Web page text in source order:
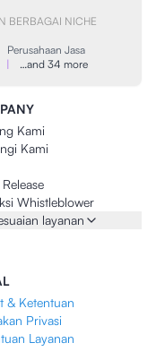
BERBAGAI NICHE
Perusahaan Jasa
| …and 34 more
Kami
Kami
Whistleblower
layanan
& Ketentuan
Privasi
Layanan